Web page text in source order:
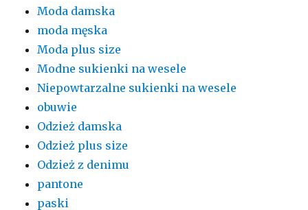
Moda damska
moda męska
Moda plus size
Modne sukienki na wesele
Niepowtarzalne sukienki na wesele
obuwie
Odzież damska
Odzież plus size
Odzież z denimu
pantone
paski